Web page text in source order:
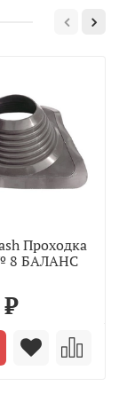
Проходка
8 БАЛАНС